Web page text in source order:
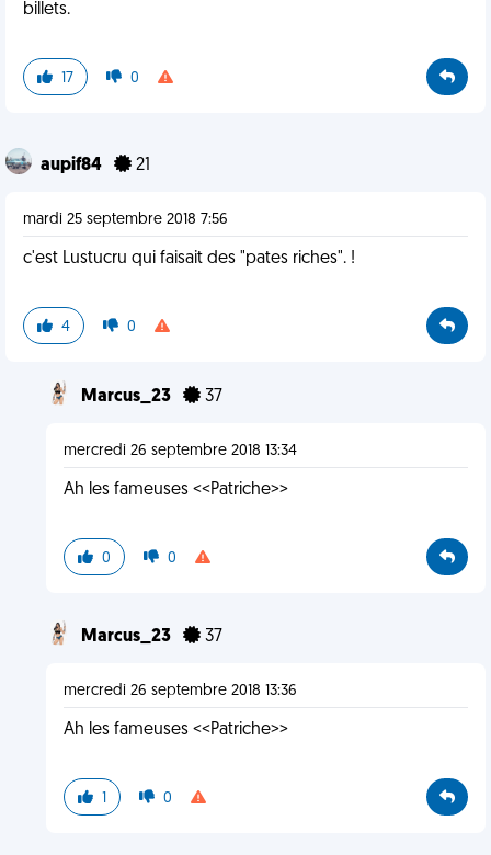
billets.
17 0
aupif84 21
mardi 25 septembre 2018 7:56
c'est Lustucru qui faisait des "pates riches". !
4 0
Marcus_23 37
mercredi 26 septembre 2018 13:34
Ah les fameuses <<Patriche>>
0 0
Marcus_23 37
mercredi 26 septembre 2018 13:36
Ah les fameuses <<Patriche>>
1 0